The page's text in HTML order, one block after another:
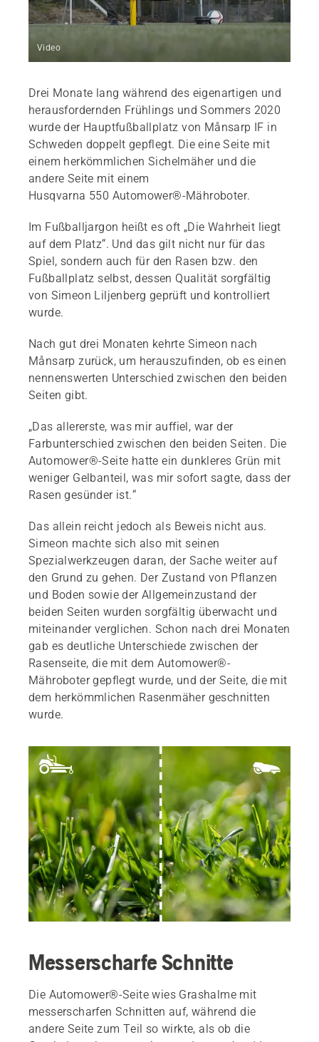
Video
Drei Monate lang während des eigenartigen und
herausfordernden Frühlings und Sommers 2020
wurde der Hauptfußballplatz von Månsarp IF in
Schweden doppelt gepflegt. Die eine Seite mit
einem herkömmlichen Sichelmäher und die
andere Seite mit einem
Husqvarna 550 Automower®-Mähroboter.
Im Fußballjargon heißt es oft „Die Wahrheit liegt
auf dem Platz“. Und das gilt nicht nur für das
Spiel, sondern auch für den Rasen bzw. den
Fußballplatz selbst, dessen Qualität sorgfältig
von Simeon Liljenberg geprüft und kontrolliert
wurde.
Nach gut drei Monaten kehrte Simeon nach
Månsarp zurück, um herauszufinden, ob es einen
nennenswerten Unterschied zwischen den beiden
Seiten gibt.
„Das allererste, was mir auffiel, war der
Farbunterschied zwischen den beiden Seiten. Die
Automower®-Seite hatte ein dunkleres Grün mit
weniger Gelbanteil, was mir sofort sagte, dass der
Rasen gesünder ist.“
Das allein reicht jedoch als Beweis nicht aus.
Simeon machte sich also mit seinen
Spezialwerkzeugen daran, der Sache weiter auf
den Grund zu gehen. Der Zustand von Pflanzen
und Boden sowie der Allgemeinzustand der
beiden Seiten wurden sorgfältig überwacht und
miteinander verglichen. Schon nach drei Monaten
gab es deutliche Unterschiede zwischen der
Rasenseite, die mit dem Automower®-
Mähroboter gepflegt wurde, und der Seite, die mit
dem herkömmlichen Rasenmäher geschnitten
wurde.
Messerscharfe Schnitte
Die Automower®-Seite wies Grashalme mit
messerscharfen Schnitten auf, während die
andere Seite zum Teil so wirkte, als ob die